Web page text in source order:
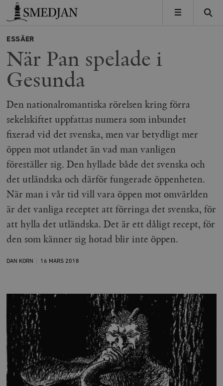
Timbro
MENY
ESSÄER
När Pan spelade i
Gesunda
Den nationalromantiska rörelsen kring förra
sekelskiftet uppfattas numera som inbundet
fixerad vid det svenska, men var betydligt mer
öppen mot utlandet än vad man vanligen
föreställer sig. Den hyllade både det svenska och
det utländska och därför fungerade öppenheten.
När man i vår tid vill vara öppen mot omvärlden
är det vanliga receptet att förringa det svenska, för
att hylla det utländska. Det är ett dåligt recept, för
den som känner sig hotad blir inte öppen.
DAN KORN 16 MARS 2018